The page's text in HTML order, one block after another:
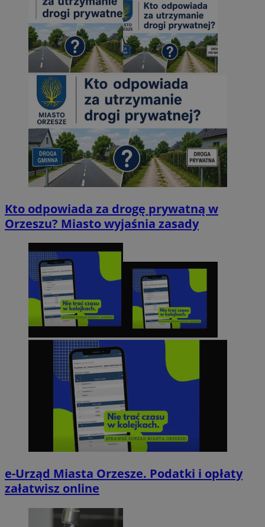
Kto odpowiada za drogę prywatną w
Orzeszu? Miasto wyjaśnia zasady
e-Urząd Miasta Orzesze. Podatki i opłaty
załatwisz online